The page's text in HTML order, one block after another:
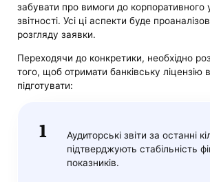
забувати про вимоги до корпоративного
звітності. Усі ці аспекти буде
розгляду заявки.
Переходячи до конкретики, необхідно
того, щоб отримати банківську ліцензію
підготувати:
Аудиторські звіти за останні
підтверджують стабільність
показників.